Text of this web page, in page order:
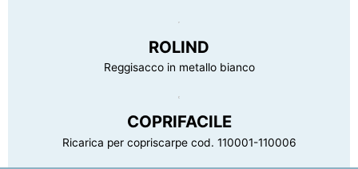
ROLIND
Reggisacco in metallo bianco
COPRIFACILE
Ricarica per copriscarpe cod. 110001-110006